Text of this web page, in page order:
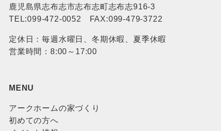
鹿児島県志布志市志布志町志布志916-3
TEL:099-472-0052 FAX:099-479-3722
定休日：毎週水曜日、冬期休暇、夏季休暇
営業時間：8:00～17:00
MENU
アークホームの家づくり
初めての方へ